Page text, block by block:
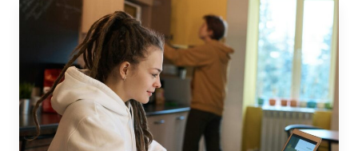
БОЛЬШИХ
ЖЕРТВ»,
АЛЕКСАНДР
СВЕТЛАКОВ
О
НАЧАЛЕ